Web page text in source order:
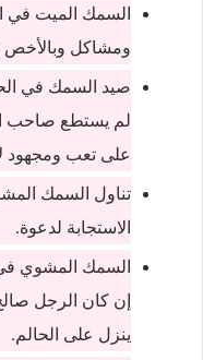
السمك الميت في
ومشاكل وبالأخص
صيد السمك في
لم يستطع صاحب
على تعب ومجهود
تناول السمك
الاستجابة لدعوة.
السمك المشوي
إن كان الرجل
ينزل على الحالم.